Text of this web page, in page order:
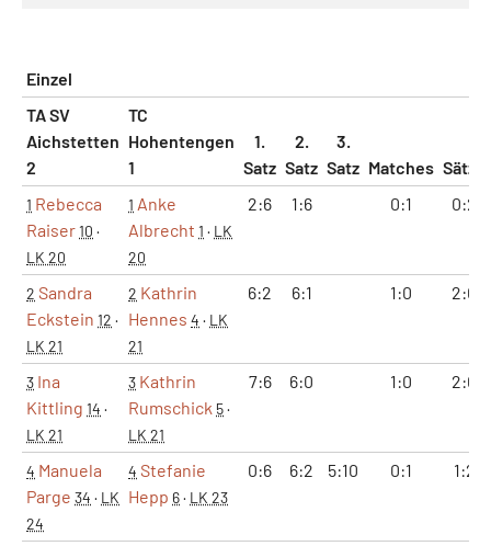
Einzel
TA SV
Aichstetten
2
TC
Hohentengen
1
1.
Satz
2.
Satz
3.
Satz Matches Sätze
1 Rebecca
Raiser10 ·
LK 20
1 Anke
Albrecht 1 · LK
20
2:6 1:6 0:1 0:2
2 Sandra
Eckstein 12 ·
LK 21
2 Kathrin
Hennes 4 · LK
21
6:2 6:1 1:0 2:0
3 Ina
Kittling 14 ·
LK 21
3 Kathrin
Rumschick 5·
LK 21
7:6 6:0 1:0 2:0
4 Manuela
Parge 34 · LK
24
4 Stefanie
Hepp 6· LK 23
0:6 6:2 5:10 0:1 1:2